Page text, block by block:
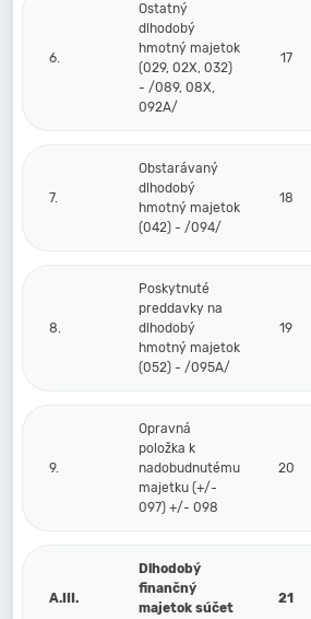
6.
Ostatný
dlhodobý
hmotný majetok
(029, 02X, 032)
- /089, 08X,
092A/
17
7.
Obstarávaný
dlhodobý
hmotný majetok
(042) - /094/
18
8.
Poskytnuté
preddavky na
dlhodobý
hmotný majetok
(052) - /095A/
19
9.
Opravná
položka k
nadobudnutému
majetku (+/-
097) +/- 098
20
A.III.
Dlhodobý
finančný
majetok súčet
21